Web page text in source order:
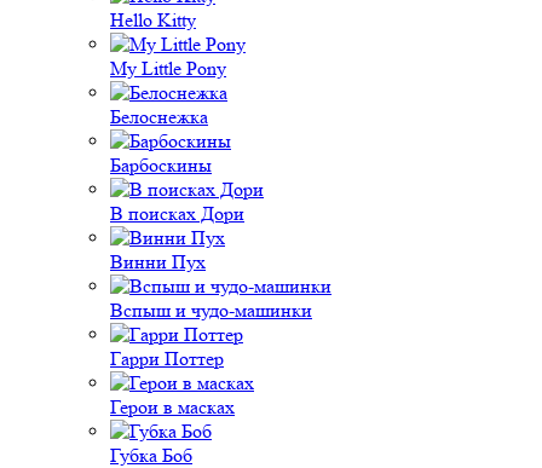
Hello Kitty
My Little Pony
Белоснежка
Барбоскины
В поисках Дори
Винни Пух
Вспыш и чудо-машинки
Гарри Поттер
Герои в масках
Губка Боб